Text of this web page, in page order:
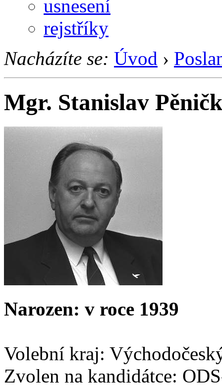
usnesení
rejstříky
Nacházíte se: Úvod ›
Mgr. Stanislav
Narozen: v roce 1939
Volební kraj:
Zvolen na kandidátce: